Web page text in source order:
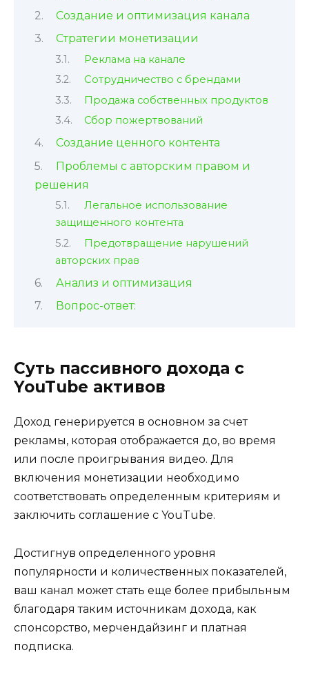
Создание и оптимизация канала
Стратегии монетизации
Реклама на канале
Сотрудничество с брендами
Продажа собственных продуктов
Сбор пожертвований
Создание ценного контента
Проблемы с авторским правом и
решения
Легальное использование
защищенного контента
Предотвращение нарушений
авторских прав
Анализ и оптимизация
Вопрос-ответ:
Суть пассивного дохода с
YouTube активов
Доход генерируется в основном за счет
рекламы, которая отображается до, во время
или после проигрывания видео. Для
включения монетизации необходимо
соответствовать определенным критериям и
заключить соглашение с YouTube.
Достигнув определенного уровня
популярности и количественных показателей,
ваш канал может стать еще более прибыльным
благодаря таким источникам дохода, как
спонсорство, мерчендайзинг и платная
подписка.